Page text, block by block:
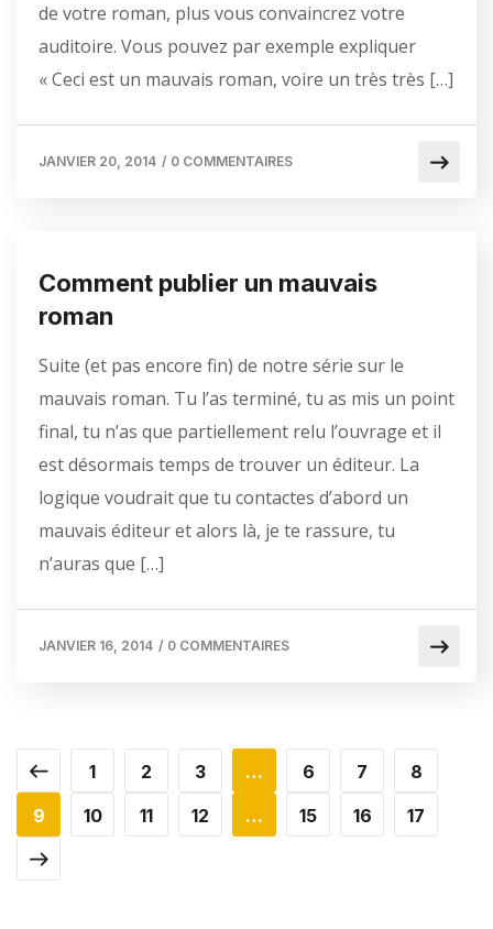
de votre roman, plus vous convaincrez votre
auditoire. Vous pouvez par exemple expliquer
« Ceci est un mauvais roman, voire un très très […]
JANVIER 20, 2014 / 0 COMMENTAIRES
Comment publier un mauvais
roman
Suite (et pas encore fin) de notre série sur le
mauvais roman. Tu l’as terminé, tu as mis un point
final, tu n’as que partiellement relu l’ouvrage et il
est désormais temps de trouver un éditeur. La
logique voudrait que tu contactes d’abord un
mauvais éditeur et alors là, je te rassure, tu
n’auras que […]
JANVIER 16, 2014 / 0 COMMENTAIRES
1 2 3 … 6 7
8
9
10 11 12 … 15 16 17